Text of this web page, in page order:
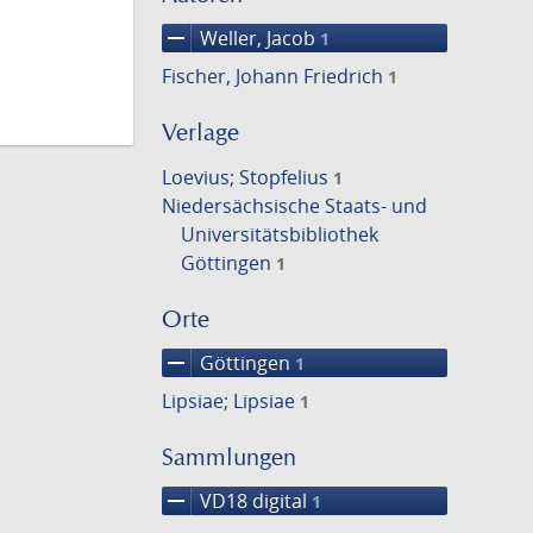
remove Weller, Jacob 1
Fischer, Johann Friedrich 1
Verlage
Loevius; Stopfelius 1
Niedersächsische Staats- und
Universitätsbibliothek
Göttingen 1
Orte
remove Göttingen 1
Lipsiae; Lipsiae 1
Sammlungen
remove VD18 digital 1